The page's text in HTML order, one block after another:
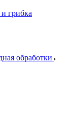
грибка
обработки